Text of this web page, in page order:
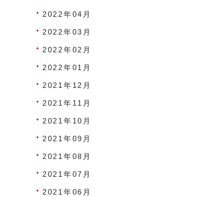
2022年04月
2022年03月
2022年02月
2022年01月
2021年12月
2021年11月
2021年10月
2021年09月
2021年08月
2021年07月
2021年06月